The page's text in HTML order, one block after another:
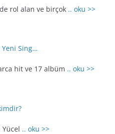
rol alan ve birçok .. oku >>
Yeni Sing…
hit ve 17 albüm .. oku >>
Yücel .. oku >>